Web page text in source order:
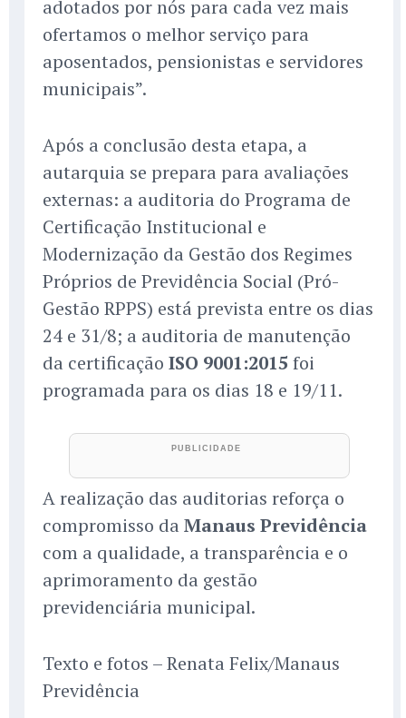
adotados por nós para cada vez mais
ofertamos o melhor serviço para
aposentados, pensionistas e servidores
municipais”.
Após a conclusão desta etapa, a
autarquia se prepara para avaliações
externas: a auditoria do Programa de
Certificação Institucional e
Modernização da Gestão dos Regimes
Próprios de Previdência Social (Pró-
Gestão RPPS) está prevista entre os dias
24 e 31/8; a auditoria de manutenção
da certificação ISO 9001:2015 foi
programada para os dias 18 e 19/11.
A realização das auditorias reforça o
compromisso da Manaus Previdência
com a qualidade, a transparência e o
aprimoramento da gestão
previdenciária municipal.
Texto e fotos – Renata Felix/Manaus
Previdência